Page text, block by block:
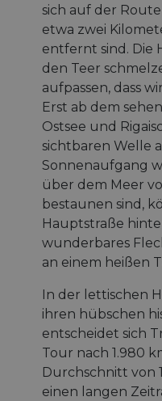
sich auf der
etwa zwei
entfernt sind. Die
den Teer
aufpassen, dass
Erst ab dem
Ostsee und
sichtbaren Welle
Sonnenaufgang
über dem Meer
bestaunen sind,
Hauptstraße
wunderbares
an einem heißen
In der lettischen
ihren hübschen
entscheidet sich
Tour nach 1.980
Durchschnitt von
einen langen